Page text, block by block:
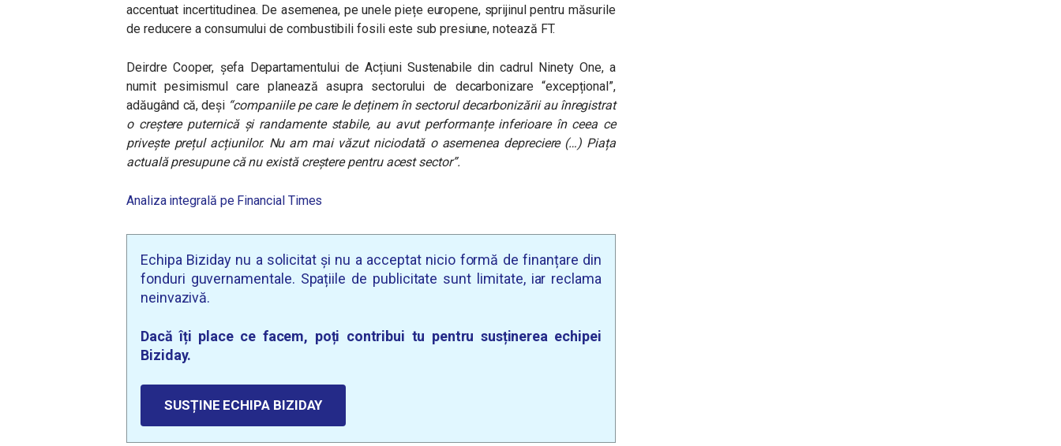
accentuat incertitudinea. De asemenea, pe unele piețe europene, sprijinul pentru măsurile
de reducere a consumului de combustibili fosili este sub presiune, notează FT.
Deirdre Cooper, șefa Departamentului de Acțiuni Sustenabile din cadrul Ninety One, a
numit pesimismul care planează asupra sectorului de decarbonizare “excepțional”,
adăugând că, deși “companiile pe care le deținem în sectorul decarbonizării au înregistrat
o creștere puternică și randamente stabile, au avut performanțe inferioare în ceea ce
privește prețul acțiunilor. Nu am mai văzut niciodată o asemenea depreciere (…) Piața
actuală presupune că nu există creștere pentru acest sector”.
Analiza integrală pe Financial Times
Echipa Biziday nu a solicitat și nu a acceptat nicio formă de finanțare din
fonduri guvernamentale. Spațiile de publicitate sunt limitate, iar reclama
neinvazivă.
Dacă îți place ce facem, poți contribui tu pentru susținerea echipei
Biziday.
SUSȚINE ECHIPA BIZIDAY